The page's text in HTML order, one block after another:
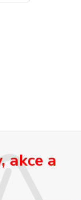
akce a